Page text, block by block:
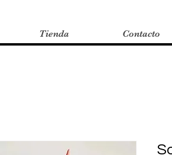
Tienda Contacto